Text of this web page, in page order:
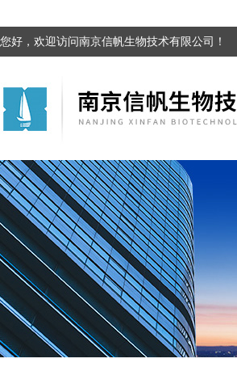
您好，欢迎访问南京信帆生物技术有限公司！